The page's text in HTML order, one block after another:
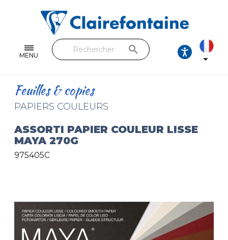
MENU
Feuilles & Copies
Beaux-arts & Dessin
Loisirs créatifs
Cuir & trousses
search

Feuilles & copies
PAPIERS COULEURS
ASSORTI PAPIER COULEUR LISSE
MAYA 270G
975405C